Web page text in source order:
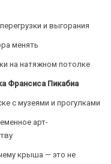
и выгорания
менять
на натяжном потолке
Франсиса Пикабиа
с музеями и прогулками
арт-
крыша — это не